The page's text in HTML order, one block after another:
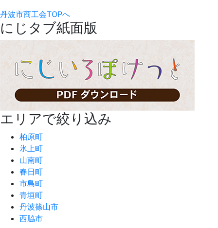
丹波市商工会TOPへ
にじタブ紙面版
エリアで絞り込み
柏原町
氷上町
山南町
春日町
市島町
青垣町
丹波篠山市
西脇市